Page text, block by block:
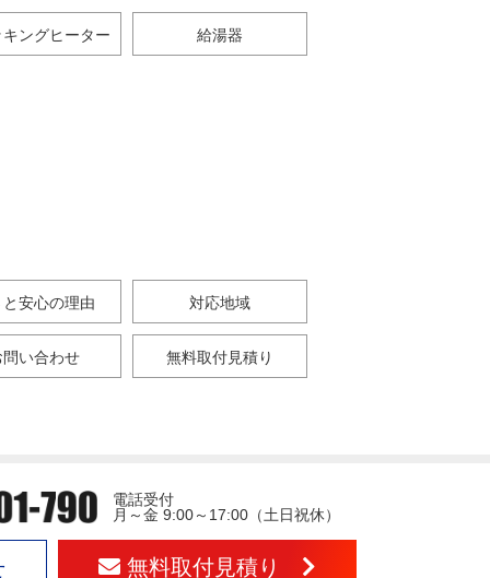
ングヒーター 給湯器
安心の理由 対応地域
問い合わせ 無料取付見積り
電話受付
月～金 9:00～17:00（土日祝休）
無料取付見積り